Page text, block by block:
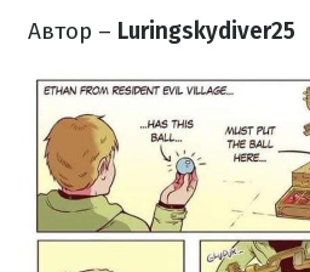
Автор – Luringskydiver25